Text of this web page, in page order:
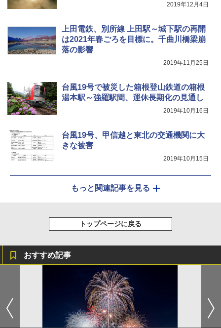
2019年12月4日
上田電鉄、別所線 上田駅～城下駅の再開
は2021年春ごろを目標に。千曲川橋梁崩
落の影響
2019年11月25日
台風19号で被災した箱根登山鉄道の箱根
湯本駅～強羅駅間、運休長期化の見通し
2019年10月16日
台風19号、甲信越と東北の交通機関に大
きな被害
2019年10月15日
もっと関連記事を見る
トップページに戻る
おすすめ記事